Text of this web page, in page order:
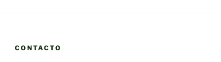
CONTACTO